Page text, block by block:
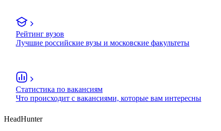
Рейтинг вузов
Лучшие российские вузы и московские факультеты
Статистика по вакансиям
Что происходит с вакансиями, которые вам интересны
HeadHunter